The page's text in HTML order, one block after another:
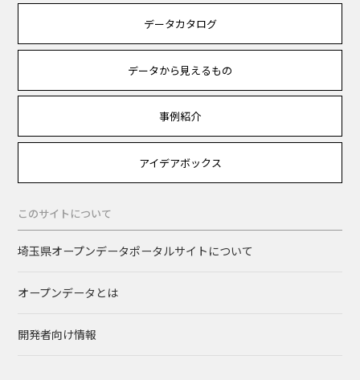
データカタログ
データから見えるもの
事例紹介
アイデアボックス
このサイトについて
埼玉県オープンデータポータルサイトについて
オープンデータとは
開発者向け情報